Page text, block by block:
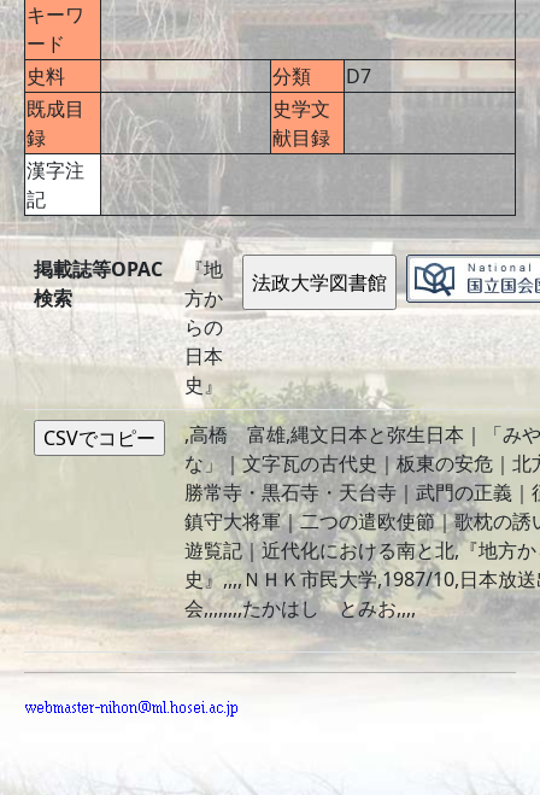
キーワ
ード
史料
分類
D7
既成目
録
史学文
献目録
漢字注
記
掲載誌等OPAC
検索
『地
方か
らの
日本
史』
,高橋 富雄,縄文日本と弥生日本｜「み
な」｜文字瓦の古代史｜板東の安危｜北
勝常寺・黒石寺・天台寺｜武門の正義｜
鎮守大将軍｜二つの遣欧使節｜歌枕の誘
遊覧記｜近代化における南と北,『地方
史』,,,,ＮＨＫ市民大学,1987/10,日本放
会,,,,,,,,たかはし とみお,,,,